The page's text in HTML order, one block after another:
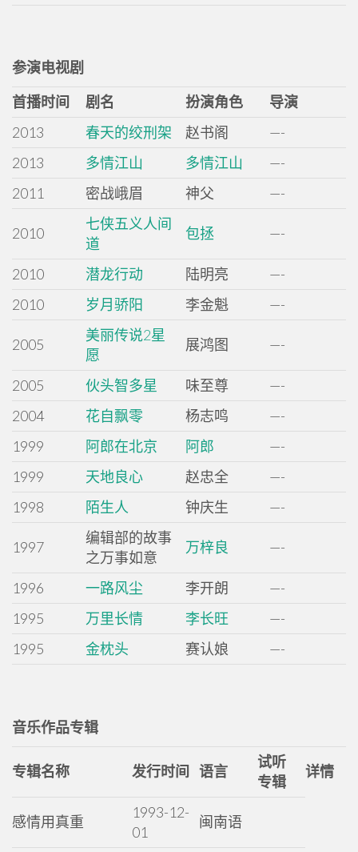
参演电视剧
首播时间
剧名 扮演角色
导演
2013
春天的绞刑架 赵书阁
—-
2013
多情江山 多情江山
—-
2011
密战峨眉 神父 —-
2010
七侠五义人间
道
包拯 —-
2010 潜龙行动 陆明亮
—-
2010
岁月骄阳 李金魁 —-
2005
美丽传说2星
愿
展鸿图 —-
2005 伙头智多星 味至尊
—-
2004
花自飘零 杨志鸣
—-
1999
阿郎在北京 阿郎
—-
1999
天地良心 赵忠全
—-
1998
陌生人 钟庆生 —-
1997
编辑部的故事
之万事如意
万梓良 —-
1996 一路风尘 李开朗
—-
1995
万里长情 李长旺
—-
1995
金枕头 赛认娘 —-
音乐作品专辑
专辑名称 发行时间 语言
试听
专辑
详情
感情用真重
1993-12-
01
闽南语